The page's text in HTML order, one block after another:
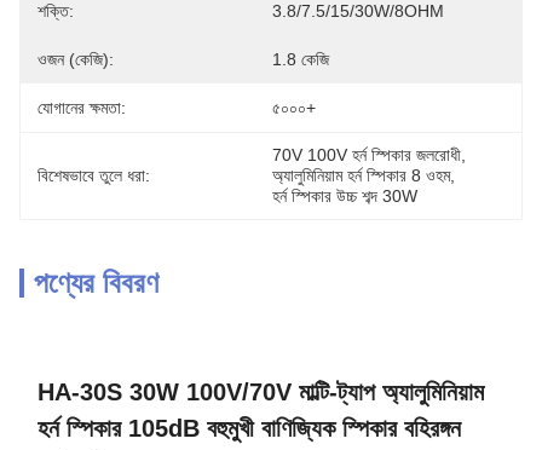
শক্তি: 3.8/7.5/15/30W/8OHM
ওজন (কেজি): 1.8 কেজি
যোগানের ক্ষমতা: ৫০০০+
বিশেষভাবে তুলে ধরা:
70V 100V হর্ন স্পিকার জলরোধী
অ্যালুমিনিয়াম হর্ন স্পিকার 8 ওহম,
হর্ন স্পিকার উচ্চ শব্দ 30W
পণ্যের বিবরণ
HA-30S 30W 100V/70V মাল্টি-ট্যাপ অ্যালুমিনিয়াম
হর্ন স্পিকার 105dB বহুমুখী বাণিজ্যিক স্পিকার বহিরঙ্গন